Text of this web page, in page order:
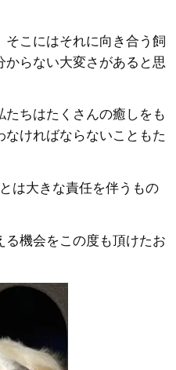
こにはそれに向き合う飼
らない大変さがあると思
ちはたくさんの癒しをも
なければならないこともた
は大きな責任を伴うもの
る機会をこの度も頂けたお